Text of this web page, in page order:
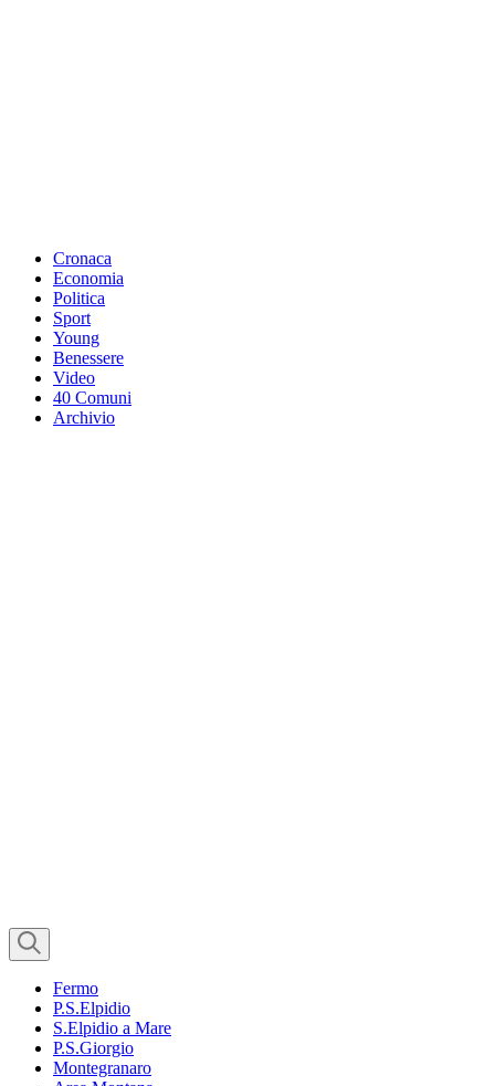
Cronaca
Economia
Politica
Sport
Young
Benessere
Video
40 Comuni
Archivio
Fermo
P.S.Elpidio
S.Elpidio a Mare
P.S.Giorgio
Montegranaro